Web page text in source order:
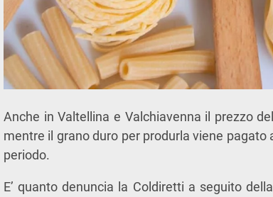
Anche in Valtellina e Valchiavenna il prezzo
mentre il grano duro per produrla viene
periodo.
E’ quanto denuncia la Coldiretti a seguito